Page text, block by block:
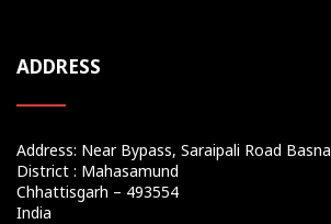
ADDRESS
Address: Near Bypass, Saraipali Road Basna
District : Mahasamund
Chhattisgarh – 493554
India